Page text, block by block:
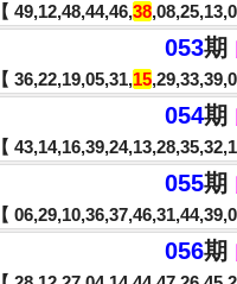
【 49,12,48,44,46,38
053期
【 36,22,19,05,31,15
054期
【
055期
【
056期